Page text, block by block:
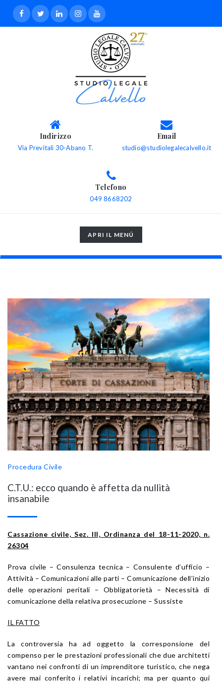
Indirizzo
Via Previtali 30-Abano T.
Email
studio@studiolegalecalvello.it
Telefono
049 8668202
TOGGLE
NAVIGATION
APRI IL MENÚ
Procedura Civile
C.T.U.: ecco quando è affetta da nullità
insanabile
Cassazione civile, Sez. III, Ordinanza del 18-11-2020, n.
26304
Prova civile – Consulenza tecnica – Consulente d’ufficio –
Attività – Comunicazioni alle parti – Comunicazione dell’inizio
delle operazioni peritali – Obbligatorietà – Necessità di
comunicazione della relativa prosecuzione – Sussiste
IL FATTO
La controversia ha ad oggetto la corresponsione del
compenso per le prestazioni professionali che due architetti
vantano nei confronti di un imprenditore turistico, che nega
avere mai conferito i relativi incarichi; ma per quanto qui